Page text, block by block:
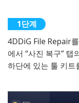
4DDiG File Repair
에서 “사진 복구” 탭
하단에 있는 툴 키트